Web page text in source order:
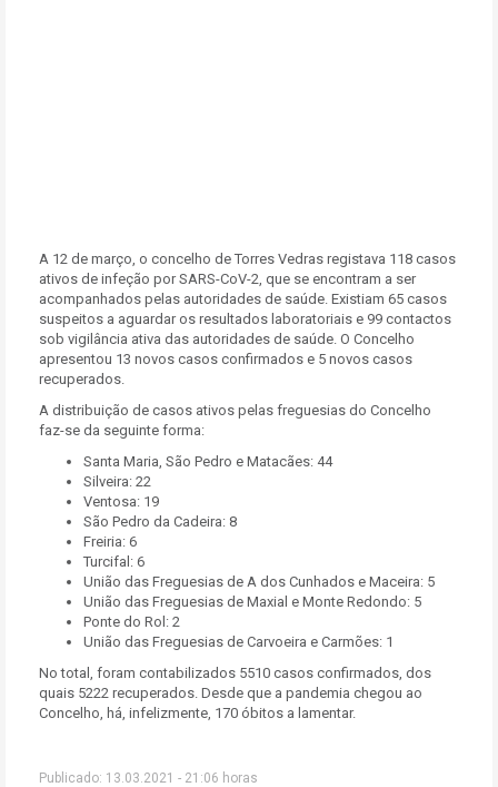
A 12 de março, o concelho de Torres Vedras registava 118 casos
ativos de infeção por SARS-CoV-2, que se encontram a ser
acompanhados pelas autoridades de saúde. Existiam 65 casos
suspeitos a aguardar os resultados laboratoriais e 99 contactos
sob vigilância ativa das autoridades de saúde. O Concelho
apresentou 13 novos casos confirmados e 5 novos casos
recuperados.
A distribuição de casos ativos pelas freguesias do Concelho
faz-se da seguinte forma:
Santa Maria, São Pedro e Matacães: 44
Silveira: 22
Ventosa: 19
São Pedro da Cadeira: 8
Freiria: 6
Turcifal: 6
União das Freguesias de A dos Cunhados e Maceira: 5
União das Freguesias de Maxial e Monte Redondo: 5
Ponte do Rol: 2
União das Freguesias de Carvoeira e Carmões: 1
No total, foram contabilizados 5510 casos confirmados, dos
quais 5222 recuperados. Desde que a pandemia chegou ao
Concelho, há, infelizmente, 170 óbitos a lamentar.
Publicado: 13.03.2021 - 21:06 horas